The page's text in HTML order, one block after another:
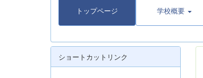
トップページ 学校概要
ショートカットリンク